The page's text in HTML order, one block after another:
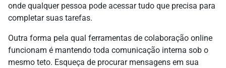
onde qualquer pessoa pode acessar tudo que precisa para
completar suas tarefas.
Outra forma pela qual ferramentas de colaboração online
funcionam é mantendo toda comunicação interna sob o
mesmo teto. Esqueça de procurar mensagens em sua